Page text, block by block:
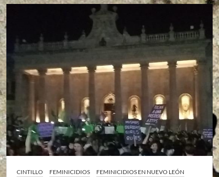
CINTILLO FEMINICIDIOS
FEMINICIDIOS EN NUEVO LEÓN